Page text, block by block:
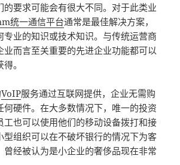
的要求可能会有很大不同。对于此类业
统一通信平台通常是最佳解决方案，
专业的知识或技术知识。与传统运营商
业而言至关重要的先进企业功能都可以
。
VoIP服务通过互联网提供，企业无需购
何硬件。在大多数情况下，唯一的投资
工也可以使用他们的移动设备拨打和接
型组织可以在不破坏银行的情况下为客
曾经被认为是小企业的奢侈品现在非常